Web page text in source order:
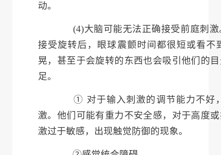
动。
(4)大脑可能无法正确接受前庭刺
接受旋转后，眼球震颤时间都很短或看不
晃，甚至于会旋转的东西也会吸引他们的
足。
① 对于输入刺激的调节能力不好
激。他们可能有重力不安全感，对于高度
激过于敏感，出现触觉防御的现象。